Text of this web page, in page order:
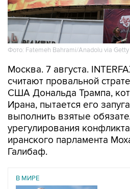
Фото: Fatemeh Bahrami/Anadolu via Getty
Москва. 7 августа.
считают провальной
США Дональда Трампа,
Ирана, пытается его
выполнить взятые
урегулирования
иранского парламента
Галибаф.
В МИРЕ